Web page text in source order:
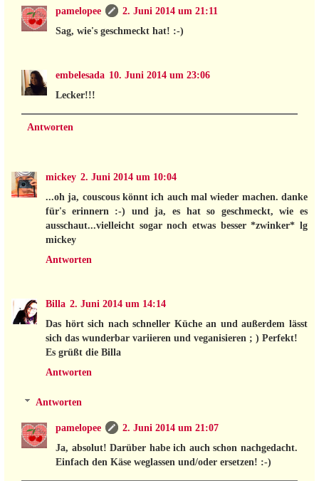
pamelopee
2. Juni 2014 um 21:11
Sag, wie's geschmeckt hat! :-)
embelesada 10. Juni 2014 um 23:06
Lecker!!!
Antworten
mickey 2. Juni 2014 um 10:04
...oh ja, couscous könnt ich auch mal wieder machen. danke
für's erinnern :-) und ja, es hat so geschmeckt, wie es
ausschaut...vielleicht sogar noch etwas besser *zwinker* lg
mickey
Antworten
Billa 2. Juni 2014 um 14:14
Das hört sich nach schneller Küche an und außerdem lässt
sich das wunderbar variieren und veganisieren ; ) Perfekt!
Es grüßt die Billa
Antworten
Antworten
pamelopee
2. Juni 2014 um 21:07
Ja, absolut! Darüber habe ich auch schon nachgedacht.
Einfach den Käse weglassen und/oder ersetzen! :-)